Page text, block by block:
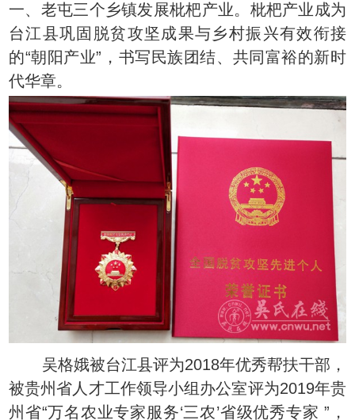
一、老屯三个乡镇发展枇杷产业。枇杷产业成为
台江县巩固脱贫攻坚成果与乡村振兴有效衔接
的“朝阳产业”，书写民族团结、共同富裕的新时
代华章。
吴格娥被台江县评为2018年优秀帮扶干部，
被贵州省人才工作领导小组办公室评为2019年贵
州省“万名农业专家服务‘三农’省级优秀专家 ”，